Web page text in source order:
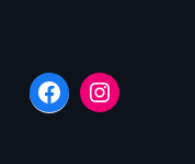
FacebookInstagram